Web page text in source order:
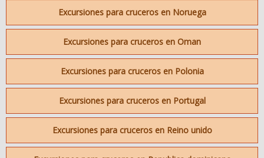
Excursiones para cruceros en Noruega
Excursiones para cruceros en Oman
Excursiones para cruceros en Polonia
Excursiones para cruceros en Portugal
Excursiones para cruceros en Reino unido